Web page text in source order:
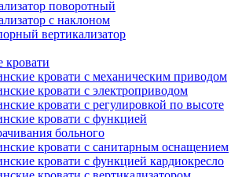
поворотный
с наклоном
вертикализатор
кровати с механическим приводом
кровати с электроприводом
кровати с регулировкой по высоте
кровати с функцией
больного
кровати с санитарным оснащением
кровати с функцией кардиокресло